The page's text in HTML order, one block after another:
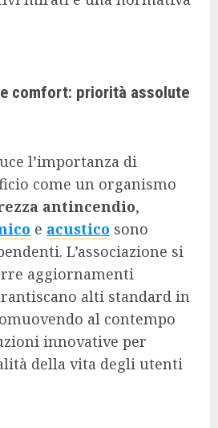
comfort: priorità assolute
l’importanza di
come un organismo
antincendio,
e acustico sono
L’associazione si
aggiornamenti
alti standard in
al contempo
innovative per
della vita degli utenti